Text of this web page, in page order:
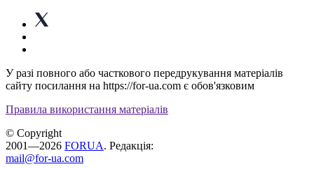
У разі повного або часткового передрукування матеріалів
сайту посилання на https://for-ua.com є обов'язковим
Правила використання матеріалів
© Copyright
2001—2026 FORUA. Редакція:
mail@for-ua.com